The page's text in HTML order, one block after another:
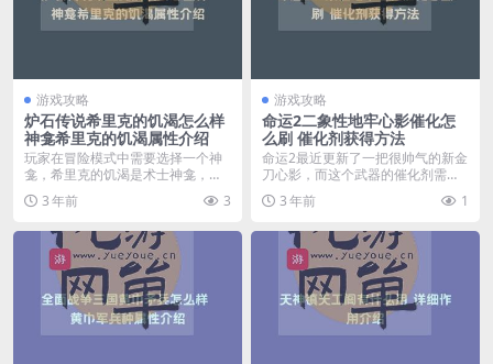
游戏攻略
炉石传说希里克的饥渴怎么样
神龛希里克的饥渴属性介绍
玩家在冒险模式中需要选择一个神
龛，希里克的饥渴是术士神龛，这
个神龛可以在你的回合...
3 年前 3
游戏攻略
命运2二象性地牢心影催化怎
么刷 催化剂获得方法
命运2最近更新了一把很帅气的新金
刀心影，而这个武器的催化剂需要
去最新开启的地牢二...
3 年前 1